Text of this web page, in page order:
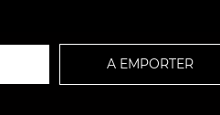
A EMPORTER